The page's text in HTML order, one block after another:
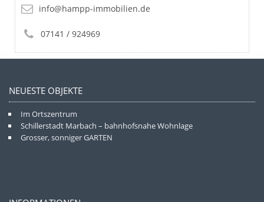
info@hampp-immobilien.de
07141 / 924969
NEUESTE OBJEKTE
Im Ortszentrum
Schillerstadt Marbach – bahnhofsnahe Wohnlage
Grosser, sonniger GARTEN